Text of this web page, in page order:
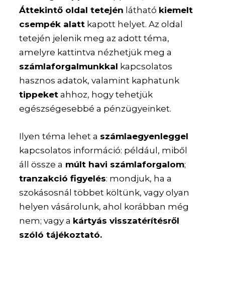
Áttekintő oldal tetején látható kiemelt
csempék alatt kapott helyet. Az oldal
tetején jelenik meg az adott téma,
amelyre kattintva nézhetjük meg a
számlaforgalmunkkal kapcsolatos
hasznos adatok, valamint kaphatunk
tippeket ahhoz, hogy tehetjük
egészségesebbé a pénzügyeinket.
Ilyen téma lehet a számlaegyenleggel
kapcsolatos információ: például, miből
áll össze a múlt havi számlaforgalom;
tranzakció figyelés: mondjuk, ha a
szokásosnál többet költünk, vagy olyan
helyen vásárolunk, ahol korábban még
nem; vagy a kártyás visszatérítésről
szóló tájékoztató.